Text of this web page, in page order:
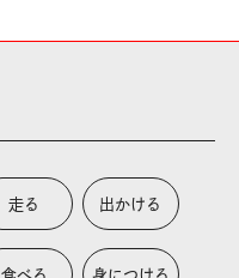
走る 出かける
食べる 身につける